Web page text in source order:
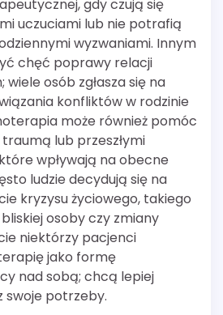
gdy czują się
uczuciami lub nie potrafią
wyzwaniami. Innym
chęć poprawy relacji
osób zgłasza się na
konfliktów w rodzinie
może również pomóc
lub przeszłymi
wpływają na obecne
ludzie decydują się na
kryzysu życiowego, takiego
osoby czy zmiany
niektórzy pacjenci
jako formę
nad sobą; chcą lepiej
swoje potrzeby.